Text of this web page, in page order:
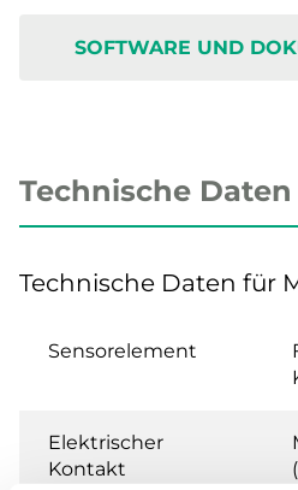
SOFTWARE UND
Technische Daten
Technische Daten für
Sensorelement
Elektrischer
Kontakt